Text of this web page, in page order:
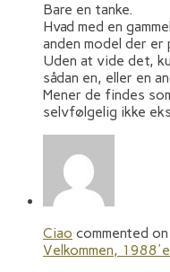
Bare en tanke.
Hvad med en
anden model der er
Uden at vide det,
sådan en, eller en
Mener de findes
selvfølgelig ikke
Ciao commented
Velkommen,